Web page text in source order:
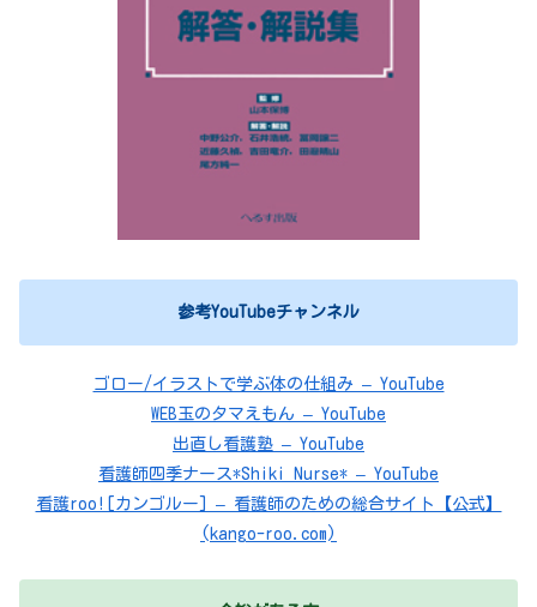
参考YouTubeチャンネル
ゴロー/イラストで学ぶ体の仕組み – YouTube
WEB玉のタマえもん – YouTube
出直し看護塾 – YouTube
看護師四季ナース*Shiki Nurse* – YouTube
看護roo![カンゴルー] – 看護師のための総合サイト【公式】
(kango-roo.com)